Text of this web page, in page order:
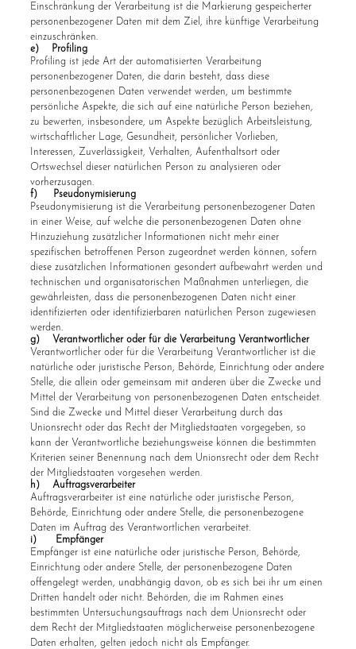
Einschränkung der Verarbeitung ist die Markierung gespeicherter
personenbezogener Daten mit dem Ziel, ihre künftige Verarbeitung
einzuschränken.
e) Profiling
Profiling ist jede Art der automatisierten Verarbeitung
personenbezogener Daten, die darin besteht, dass diese
personenbezogenen Daten verwendet werden, um bestimmte
persönliche Aspekte, die sich auf eine natürliche Person beziehen,
zu bewerten, insbesondere, um Aspekte bezüglich Arbeitsleistung,
wirtschaftlicher Lage, Gesundheit, persönlicher Vorlieben,
Interessen, Zuverlässigkeit, Verhalten, Aufenthaltsort oder
Ortswechsel dieser natürlichen Person zu analysieren oder
vorherzusagen.
f) Pseudonymisierung
Pseudonymisierung ist die Verarbeitung personenbezogener Daten
in einer Weise, auf welche die personenbezogenen Daten ohne
Hinzuziehung zusätzlicher Informationen nicht mehr einer
spezifischen betroffenen Person zugeordnet werden können, sofern
diese zusätzlichen Informationen gesondert aufbewahrt werden und
technischen und organisatorischen Maßnahmen unterliegen, die
gewährleisten, dass die personenbezogenen Daten nicht einer
identifizierten oder identifizierbaren natürlichen Person zugewiesen
werden.
g) Verantwortlicher oder für die Verarbeitung Verantwortlicher
Verantwortlicher oder für die Verarbeitung Verantwortlicher ist die
natürliche oder juristische Person, Behörde, Einrichtung oder andere
Stelle, die allein oder gemeinsam mit anderen über die Zwecke und
Mittel der Verarbeitung von personenbezogenen Daten entscheidet.
Sind die Zwecke und Mittel dieser Verarbeitung durch das
Unionsrecht oder das Recht der Mitgliedstaaten vorgegeben, so
kann der Verantwortliche beziehungsweise können die bestimmten
Kriterien seiner Benennung nach dem Unionsrecht oder dem Recht
der Mitgliedstaaten vorgesehen werden.
h) Auftragsverarbeiter
Auftragsverarbeiter ist eine natürliche oder juristische Person,
Behörde, Einrichtung oder andere Stelle, die personenbezogene
Daten im Auftrag des Verantwortlichen verarbeitet.
i) Empfänger
Empfänger ist eine natürliche oder juristische Person, Behörde,
Einrichtung oder andere Stelle, der personenbezogene Daten
offengelegt werden, unabhängig davon, ob es sich bei ihr um einen
Dritten handelt oder nicht. Behörden, die im Rahmen eines
bestimmten Untersuchungsauftrags nach dem Unionsrecht oder
dem Recht der Mitgliedstaaten möglicherweise personenbezogene
Daten erhalten, gelten jedoch nicht als Empfänger.